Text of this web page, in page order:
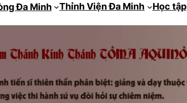
Đa Minh Thỉnh Viện Đa Minh Học tập